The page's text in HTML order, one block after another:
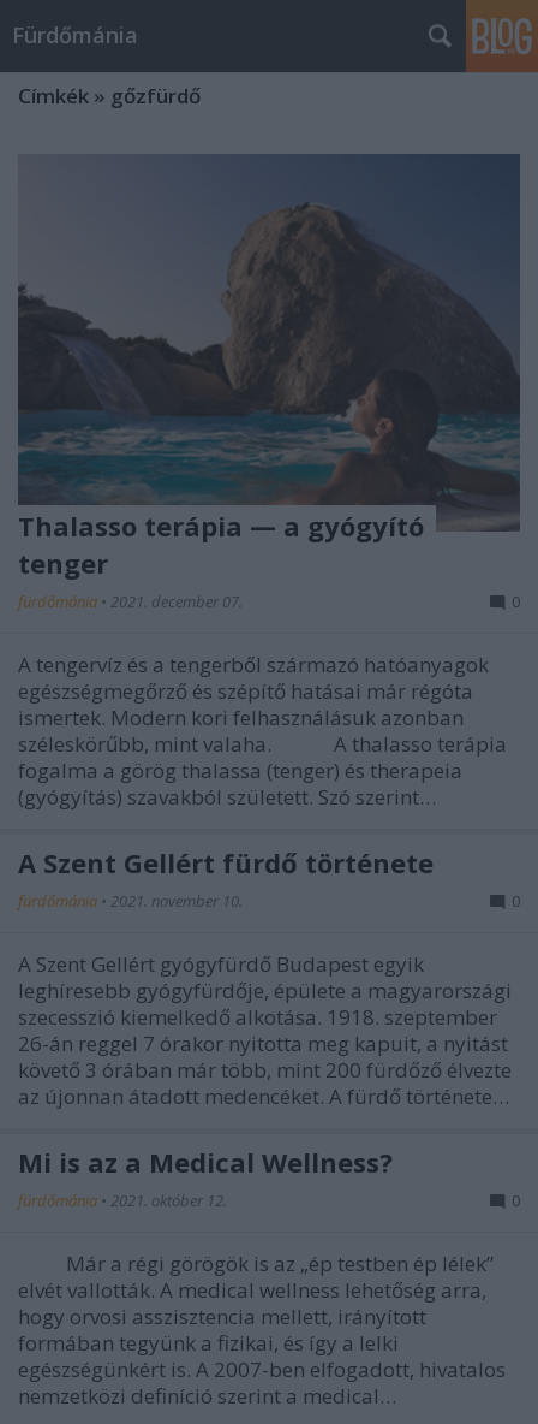
Fürdőmánia
Címkék » gőzfürdő
Thalasso terápia — a gyógyító
tenger
fürdőmánia • 2021. december 07. 0
A tengervíz és a tengerből származó hatóanyagok
egészségmegőrző és szépítő hatásai már régóta
ismertek. Modern kori felhasználásuk azonban
széleskörűbb, mint valaha. A thalasso terápia
fogalma a görög thalassa (tenger) és therapeia
(gyógyítás) szavakból született. Szó szerint…
A Szent Gellért fürdő története
fürdőmánia • 2021. november 10. 0
A Szent Gellért gyógyfürdő Budapest egyik
leghíresebb gyógyfürdője, épülete a magyarországi
szecesszió kiemelkedő alkotása. 1918. szeptember
26-án reggel 7 órakor nyitotta meg kapuit, a nyitást
követő 3 órában már több, mint 200 fürdőző élvezte
az újonnan átadott medencéket. A fürdő története…
Mi is az a Medical Wellness?
fürdőmánia • 2021. október 12. 0
Már a régi görögök is az „ép testben ép lélek”
elvét vallották. A medical wellness lehetőség arra,
hogy orvosi asszisztencia mellett, irányított
formában tegyünk a fizikai, és így a lelki
egészségünkért is. A 2007-ben elfogadott, hivatalos
nemzetközi definíció szerint a medical…